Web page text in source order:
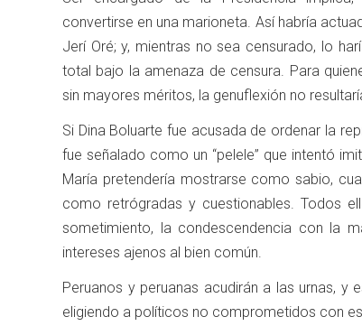
convertirse en una marioneta. Así habría
Jerí Oré; y, mientras no sea censurado, lo
total bajo la amenaza de censura. Para
sin mayores méritos, la genuflexión no
Si Dina Boluarte fue acusada de ordenar la
fue señalado como un “pelele” que intentó
María pretendería mostrarse como sabio,
como retrógradas y cuestionables. Todos
sometimiento, la condescendencia con la
intereses ajenos al bien común.
Peruanos y peruanas acudirán a las urnas, y
eligiendo a políticos no comprometidos con